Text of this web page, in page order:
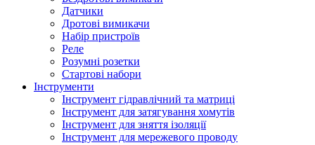
Датчики
Дротові вимикачи
Набір пристроїв
Реле
Розумні розетки
Стартові набори
Інструменти
Інструмент гідравлічний та матриці
Інструмент для затягування хомутів
Інструмент для зняття ізоляції
Інструмент для мережевого проводу